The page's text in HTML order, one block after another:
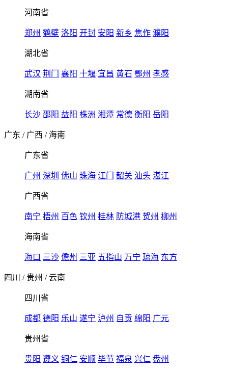
河南省
郑州 鹤壁 洛阳 开封 安阳 新乡 焦作 濮阳
湖北省
武汉 荆门 襄阳 十堰 宜昌 黄石 鄂州 孝感
湖南省
长沙 邵阳 益阳 株洲 湘潭 常德 衡阳 岳阳
广东 / 广西 / 海南
广东省
广州 深圳 佛山 珠海 江门 韶关 汕头 湛江
广西省
南宁 梧州 百色 钦州 桂林 防城港 贺州 柳州
海南省
海口 三沙 儋州 三亚 五指山 万宁 琼海 东方
四川 /贵州 /云南
四川省
成都 德阳 乐山 遂宁 泸州 自贡 绵阳 广元
贵州省
贵阳 遵义 铜仁 安顺 毕节 福泉 兴仁 盘州